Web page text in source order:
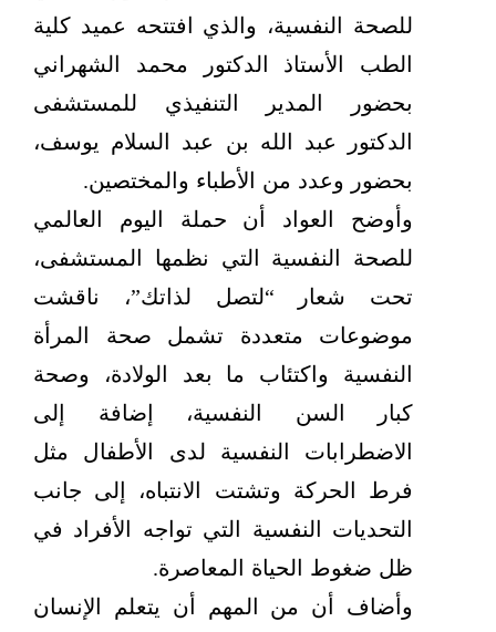
للصحة النفسية، والذي افتتحه عميد كلية
الطب الأستاذ الدكتور محمد الشهراني
بحضور المدير التنفيذي للمستشفى
الدكتور عبد الله بن عبد السلام يوسف،
بحضور وعدد من الأطباء والمختصين.
وأوضح العواد أن حملة اليوم العالمي
للصحة النفسية التي نظمها المستشفى،
تحت شعار “لتصل لذاتك”، ناقشت
موضوعات متعددة تشمل صحة المرأة
النفسية واكتئاب ما بعد الولادة، وصحة
كبار السن النفسية، إضافة إلى
الاضطرابات النفسية لدى الأطفال مثل
فرط الحركة وتشتت الانتباه، إلى جانب
التحديات النفسية التي تواجه الأفراد في
ظل ضغوط الحياة المعاصرة.
وأضاف أن من المهم أن يتعلم الإنسان